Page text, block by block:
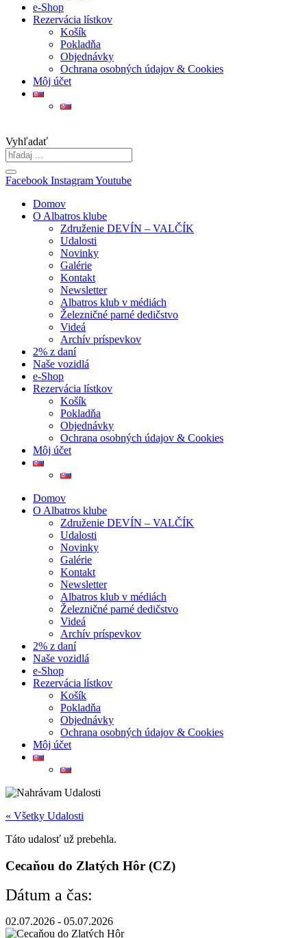
e-Shop
Rezervácia lístkov
Košík
Pokladňa
Objednávky
Ochrana osobných údajov & Cookies
Môj účet
Vyhľadať
Facebook InstagramYoutube
Domov
O Albatros klube
Združenie DEVÍN – VALČÍK
Udalosti
Novinky
Galérie
Kontakt
Newsletter
Albatros klub v médiách
Železničné parné dedičstvo
Videá
Archív príspevkov
2% z daní
Naše vozidlá
e-Shop
Rezervácia lístkov
Košík
Pokladňa
Objednávky
Ochrana osobných údajov & Cookies
Môj účet
Domov
O Albatros klube
Združenie DEVÍN – VALČÍK
Udalosti
Novinky
Galérie
Kontakt
Newsletter
Albatros klub v médiách
Železničné parné dedičstvo
Videá
Archív príspevkov
2% z daní
Naše vozidlá
e-Shop
Rezervácia lístkov
Košík
Pokladňa
Objednávky
Ochrana osobných údajov & Cookies
Môj účet
« Všetky Udalosti
Táto udalosť už prebehla.
Cecaňou do Zlatých Hôr (CZ)
Dátum a čas:
02.07.2026 - 05.07.2026